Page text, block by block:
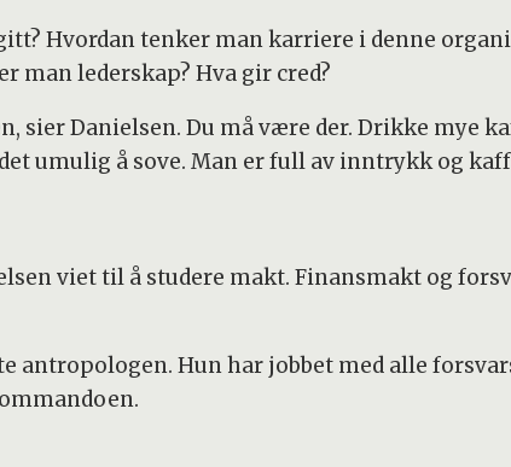
Hvordan tenker man karriere i denne
man lederskap? Hva gir cred?
sier Danielsen. Du må være der. Drikke mye
umulig å sove. Man er full av inntrykk og
viet til å studere makt. Finansmakt og
antropologen. Hun har jobbet med alle